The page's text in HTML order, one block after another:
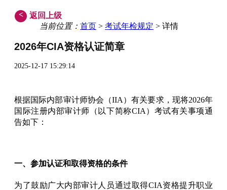
<
返回上级
当前位置： 首页 > 考试年检规定 > 详情
2026年CIA资格认证简章
2025-12-17 15:29:14
根据国际内部审计师协会（IIA）有关要求，现将2026年
国际注册内部审计师（以下简称CIA）考试有关事项通
告如下：
一、参加认证和取得资格的条件
为了鼓励广大内部审计人员通过取得CIA资格提升职业